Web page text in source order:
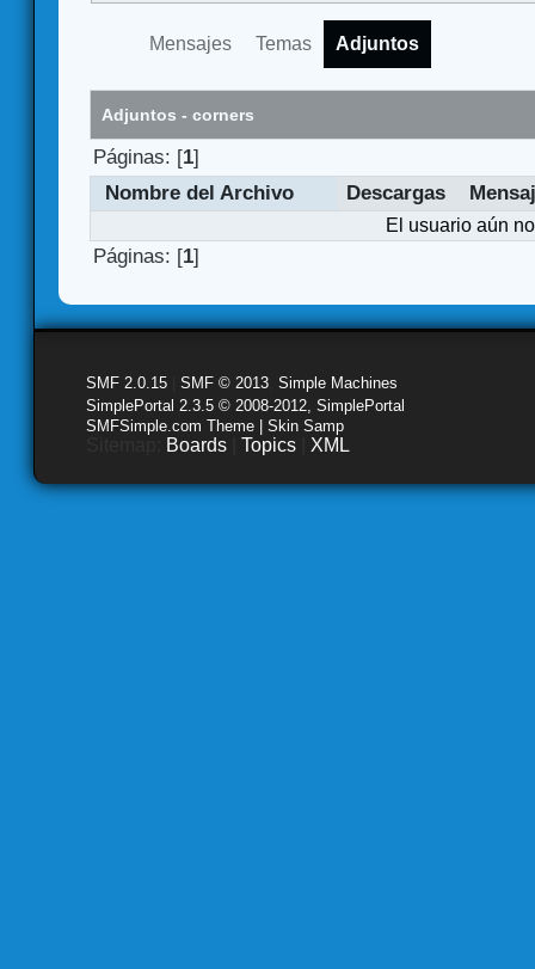
Mensajes Temas Adjuntos
Adjuntos - corners
Páginas: [1]
Nombre del Archivo
Descargas
El usuario aún
Páginas: [1]
SMF 2.0.15 SMF © 2013 Simple Machines
SimplePortal 2.3.5 © 2008-2012, SimplePortal
SMFSimple.com Theme | Skin Samp
Boards Topics XML